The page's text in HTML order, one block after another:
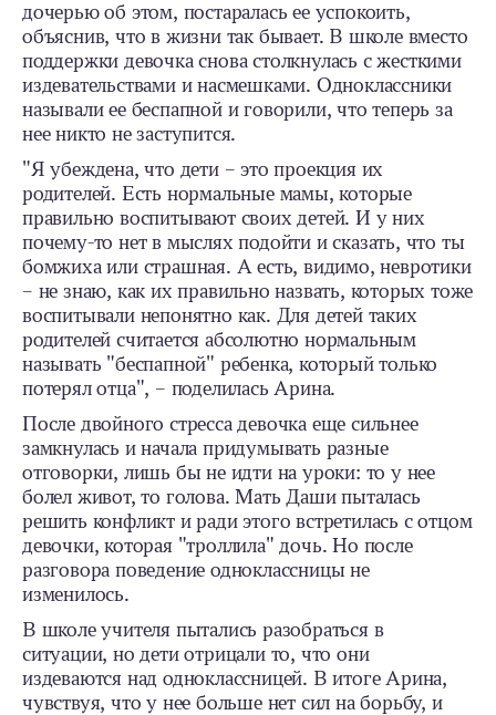
дочерью об этом, постаралась ее успокоить,
объяснив, что в жизни так бывает. В школе вместо
поддержки девочка снова столкнулась с жесткими
издевательствами и насмешками. Одноклассники
называли ее беспапной и говорили, что теперь за
нее никто не заступится.
"Я убеждена, что дети – это проекция их
родителей. Есть нормальные мамы, которые
правильно воспитывают своих детей. И у них
почему-то нет в мыслях подойти и сказать, что ты
бомжиха или страшная. А есть, видимо, невротики
– не знаю, как их правильно назвать, которых тоже
воспитывали непонятно как. Для детей таких
родителей считается абсолютно нормальным
называть "беспапной" ребенка, который только
потерял отца", – поделилась Арина.
После двойного стресса девочка еще сильнее
замкнулась и начала придумывать разные
отговорки, лишь бы не идти на уроки: то у нее
болел живот, то голова. Мать Даши пыталась
решить конфликт и ради этого встретилась с отцом
девочки, которая "троллила" дочь. Но после
разговора поведение одноклассницы не
изменилось.
В школе учителя пытались разобраться в
ситуации, но дети отрицали то, что они
издеваются над одноклассницей. В итоге Арина,
чувствуя, что у нее больше нет сил на борьбу, и